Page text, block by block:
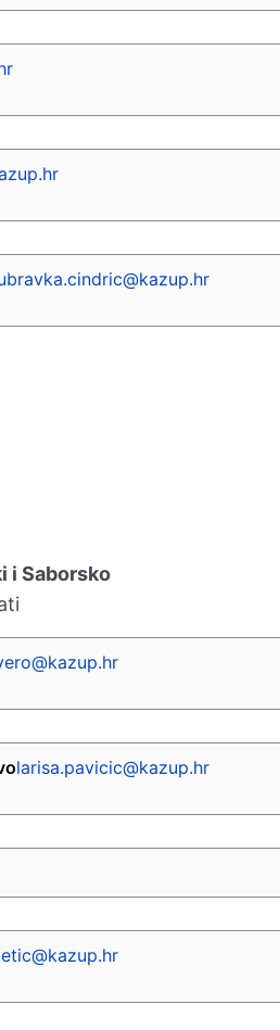
i Saborsko
larisa.pavicic@kazup.hr